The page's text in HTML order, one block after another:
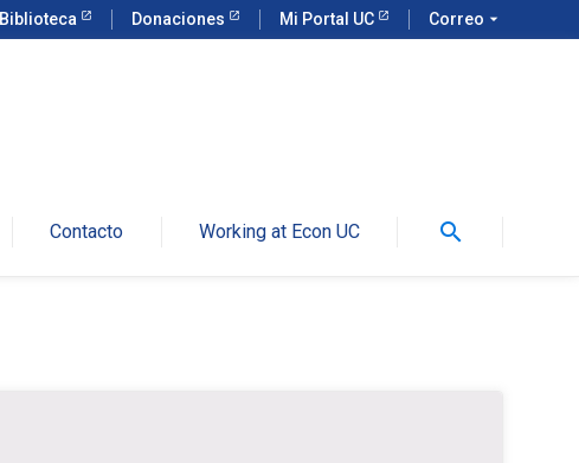
Biblioteca Donaciones Mi Portal UC Correo arrow_drop_down
Contacto Working at Econ UC search